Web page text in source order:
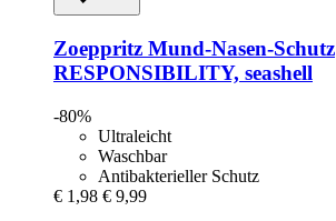
Zoeppritz Mund-​Nasen-​Schutz
RESPONSIBILITY, seashell
-80%
Ultraleicht
Waschbar
Antibakterieller Schutz
€ 1,98 € 9,99